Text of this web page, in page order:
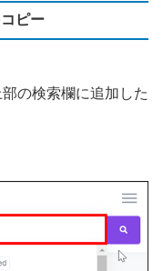
ピー
の検索欄に追加した